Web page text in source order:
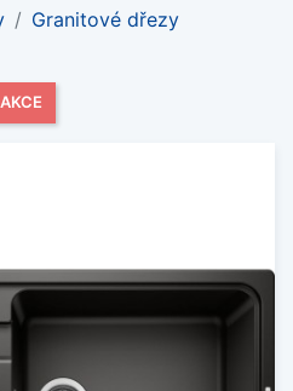
Granitové dřezy
AKCE